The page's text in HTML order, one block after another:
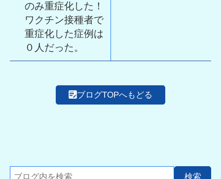
のみ重症化した！
ワクチン接種者で
重症化した症例は
０人だった。
ブログTOPへもどる